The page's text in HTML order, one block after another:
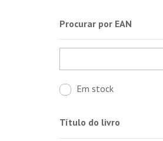
Procurar por EAN
Em stock
Título do livro